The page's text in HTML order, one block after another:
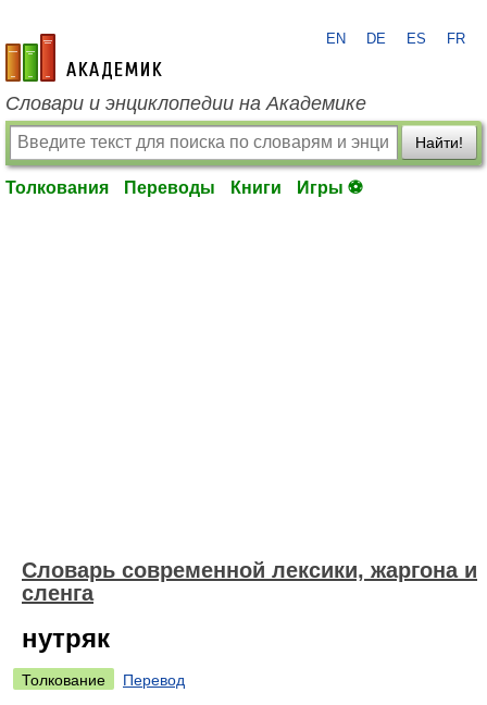
academic.ru
EN DE ES FR
Словари и энциклопедии на Академике
Найти!
Толкования Переводы Книги Игры ⚽
Cловарь современной лексики, жаргона и
сленга
нутряк
Толкование
Перевод